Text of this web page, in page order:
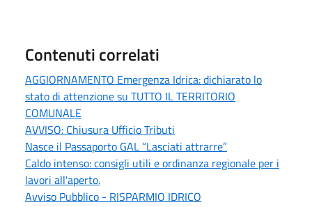
Contenuti correlati
AGGIORNAMENTO Emergenza Idrica: dichiarato lo
stato di attenzione su TUTTO IL TERRITORIO
COMUNALE
AVVISO: Chiusura Ufficio Tributi
Nasce il Passaporto GAL “Lasciati attrarre”
Caldo intenso: consigli utili e ordinanza regionale per i
lavori all'aperto.
Avviso Pubblico - RISPARMIO IDRICO